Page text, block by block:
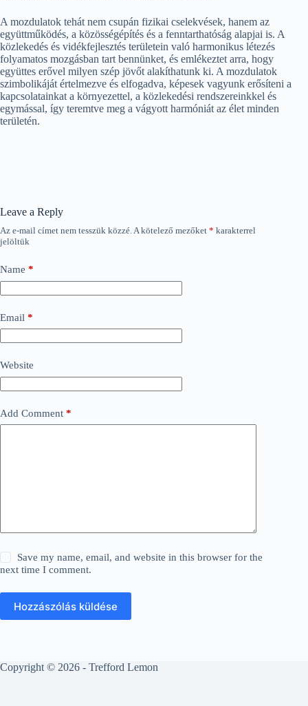
A mozdulatok tehát nem csupán fizikai cselekvések, hanem az
együttműködés, a közösségépítés és a fenntarthatóság alapjai is. A
közlekedés és vidékfejlesztés területein való harmonikus létezés
folyamatos mozgásban tart bennünket, és emlékeztet arra, hogy
együttes erővel milyen szép jövőt alakíthatunk ki. A mozdulatok
szimbolikáját értelmezve és elfogadva, képesek vagyunk erősíteni a
kapcsolatainkat a környezettel, a közlekedési rendszereinkkel és
egymással, így teremtve meg a vágyott harmóniát az élet minden
területén.
Leave a Reply
Az e-mail címet nem tesszük közzé.A kötelező mezőket * karakterrel
jelöltük
Name *
Email *
Website
Add Comment *
Save my name, email, and website in this browser for the
next time I comment.
Hozzászólás küldése
Copyright © 2026 - Trefford Lemon